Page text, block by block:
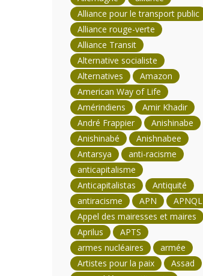
Alliance pour le transport public
Alliance rouge-verte
Alliance Transit
Alternative socialiste
Alternatives
Amazon
American Way of Life
Amérindiens
Amir Khadir
André Frappier
Anishinabe
Anishinabé
Anishnabee
Antarsya
anti-racisme
anticapitalisme
Anticapitalistas
Antiquité
antiracisme
APN
APNQL
Appel des mairesses et maires
Aprilus
APTS
armes nucléaires
armée
Artistes pour la paix
Assad